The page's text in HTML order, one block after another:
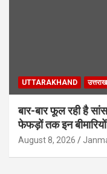
UTTARAKHAND
बार-बार फूल रही है
फेफड़ों तक इन
August 8, 2026